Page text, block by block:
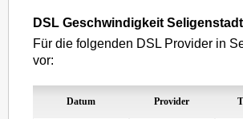
DSL Geschwindigkeit Seligenstadt
Für die folgenden DSL Provider in
vor:
Datum Provider